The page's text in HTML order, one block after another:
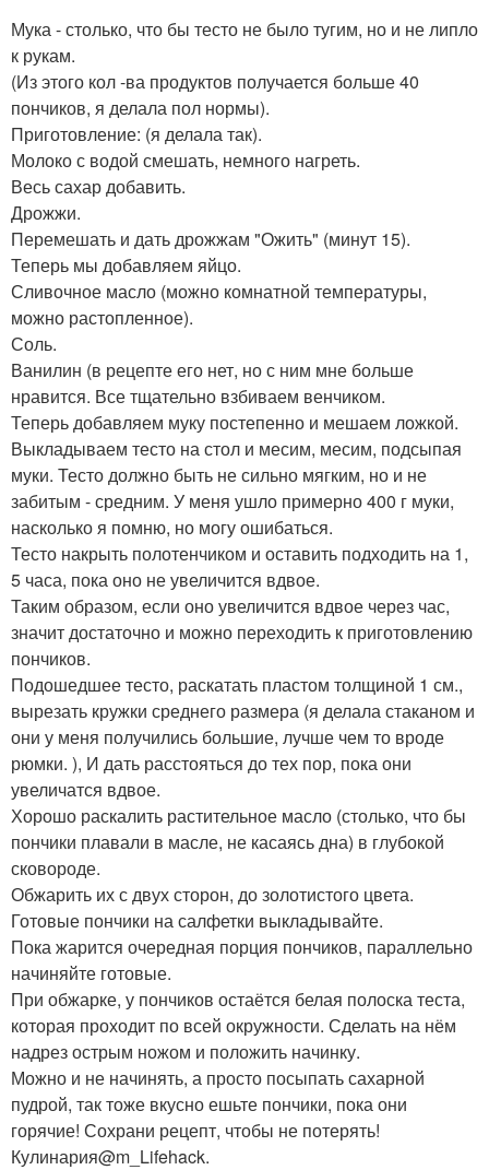
Мука - столько, что бы тесто не было тугим, но и не липло
к рукам.
(Из этого кол -ва продуктов получается больше 40
пончиков, я делала пол нормы).
Приготовление: (я делала так).
Молоко с водой смешать, немного нагреть.
Весь сахар добавить.
Дрожжи.
Перемешать и дать дрожжам "Ожить" (минут 15).
Теперь мы добавляем яйцо.
Сливочное масло (можно комнатной температуры,
можно растопленное).
Соль.
Ванилин (в рецепте его нет, но с ним мне больше
нравится. Все тщательно взбиваем венчиком.
Теперь добавляем муку постепенно и мешаем ложкой.
Выкладываем тесто на стол и месим, месим, подсыпая
муки. Тесто должно быть не сильно мягким, но и не
забитым - средним. У меня ушло примерно 400 г муки,
насколько я помню, но могу ошибаться.
Тесто накрыть полотенчиком и оставить подходить на 1,
5 часа, пока оно не увеличится вдвое.
Таким образом, если оно увеличится вдвое через час,
значит достаточно и можно переходить к приготовлению
пончиков.
Подошедшее тесто, раскатать пластом толщиной 1 см.,
вырезать кружки среднего размера (я делала стаканом и
они у меня получились большие, лучше чем то вроде
рюмки. ), И дать расстояться до тех пор, пока они
увеличатся вдвое.
Хорошо раскалить растительное масло (столько, что бы
пончики плавали в масле, не касаясь дна) в глубокой
сковороде.
Обжарить их с двух сторон, до золотистого цвета.
Готовые пончики на салфетки выкладывайте.
Пока жарится очередная порция пончиков, параллельно
начиняйте готовые.
При обжарке, у пончиков остаётся белая полоска теста,
которая проходит по всей окружности. Сделать на нём
надрез острым ножом и положить начинку.
Можно и не начинять, а просто посыпать сахарной
пудрой, так тоже вкусно ешьте пончики, пока они
горячие! Сохрани рецепт, чтобы не потерять!
Кулинария@m_Lifehack.